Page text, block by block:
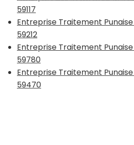
59117
Entreprise Traitement Punaise
59212
Entreprise Traitement
59780
Entreprise Traitement
59470